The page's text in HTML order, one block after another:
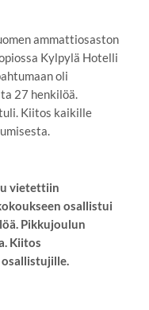
ammattiosaston
Kylpylä Hotelli
oli
27 henkilöä.
Kiitos kaikille
vietettiin
osallistui
Pikkujoulun
Kiitos